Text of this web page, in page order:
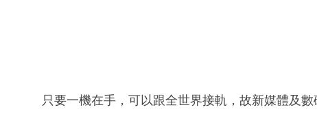
只要一機在手，可以跟全世界接軌，故新媒體及